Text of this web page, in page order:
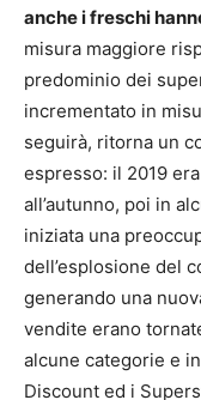
anche i freschi
misura maggiore
predominio dei
incrementato in
seguirà, ritorna un
espresso: il 2019
all’autunno, poi in
iniziata una
dell’esplosione del
generando una
vendite erano
alcune categorie e
Discount ed i